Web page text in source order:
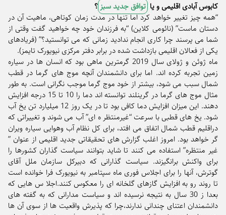
کابوس آبادی اقلیمی و یا توافق جدید سبز ؟
“همه چیز تغییر خواهد کرد اما تنها در مدت زمان کوتاهی، ماهیت آن در
دستان ماست” (نائومی کلاین) “به فرزندان خود چه خواهید گفت وقتی از
شما می پرسند چرا کاری انجام ندادید زمانی که می توانستید؟” (فریادهای
یکی از فعالان اقلیمی بازداشت شده در برابر دفتر مرکزی نیویورک تایمز).
ماه ژوئن و ژولای سال 2019 گرمترین ماهی بود که انسان ها در سیاره
زمین تجربه کرده اند. اما برای دانشمندان آنچه موج های گرما در قطب
شمال سبب می شود، بیشتر از خود موج گرما موجب نگرانی است. به طور
مثال موج های گرما در گرینلند توانسته اند دما را 10 تا 15 درجه افزایش
دهند. این میزان افزایش دما کافی بود تا در یک روز 12 میلیارد تن یخ آب
شود. یخ های قطبی با سرعت “غیرمنتظر ه ای” آب می شوند و تغییراتی که
دراقلیم قطب شمال اتفاق می افتد، برای کل نظام آب وهوایی سیاره ویران
گر خواهد بود. امروز اغلب گزارش های تحقیقاتی جدید اقلیمی از عنوان ”
غیر منتظره” استفاده می کنند تا شاید بتوانند سیاست گذاران کشورها را
برای واکنش برانگیزند. سیاست گذارانی که دبیرکل سازمان ملل آقای
گوترش، آنها را برای اجلاس فوری ماه سپتامبر به نیویورک فرا خوانده است
تا روند رو به افزایش گازهای گلخانه ای را معکوس کنند.اجلا س هایی که
بعدا ز 30 سال به نتیجه نرسیده اند و سیاست مدارانی که به گفته های
دانشمندان اعتنای چندانی ندارند،چرا که پذیرش واقعیت ها از سوی آن ها